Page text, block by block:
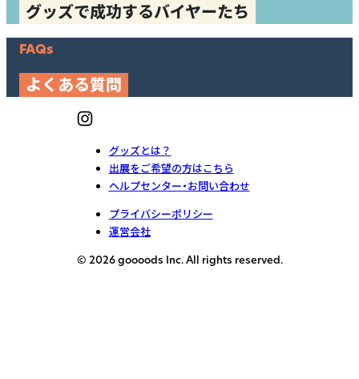
グッズで成功するバイヤーたち
FAQs
よくある質問
グッズとは？
出展をご希望の方はこちら
ヘルプセンター・お問い合わせ
プライバシーポリシー
運営会社
© 2026 goooods Inc. All rights reserved.